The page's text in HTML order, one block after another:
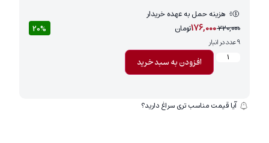
هزینه حمل به عهده خریدار
220,000
176,000تومان 20%
9 عدد در انبار
افزودن به سبد خرید
آیا قیمت مناسب تری سراغ دارید؟